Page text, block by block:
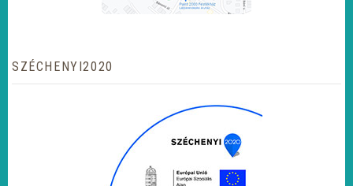
SZÉCHENYI2020